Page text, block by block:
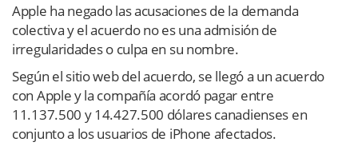
Apple ha negado las acusaciones de la demanda
colectiva y el acuerdo no es una admisión de
irregularidades o culpa en su nombre.
Según el sitio web del acuerdo, se llegó a un acuerdo
con Apple y la compañía acordó pagar entre
11.137.500 y 14.427.500 dólares canadienses en
conjunto a los usuarios de iPhone afectados.